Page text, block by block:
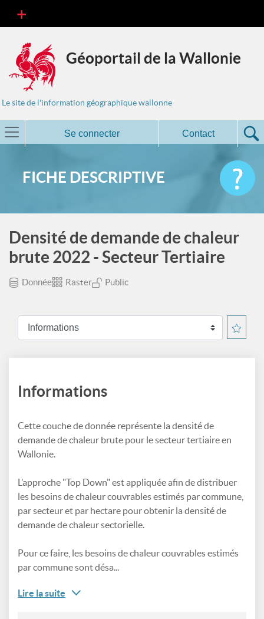
Géoportail de la Wallonie
Le site de l'information géographique wallonne
Se connecter Contact
FICHE DESCRIPTIVE
Densité de demande de chaleur
brute 2022 - Secteur Tertiaire
Donnée Raster Public
Informations
Cette couche de donnée représente la densité de
demande de chaleur brute pour le secteur tertiaire en
Wallonie.
L’approche "Top Down" est appliquée afin de distribuer
les besoins de chaleur couvrables estimés par commune,
par secteur et par hectare pour obtenir la densité de
demande de chaleur sectorielle.
Pour ce faire, les besoins de chaleur couvrables estimés
par commune sont désa...
Lire la suite